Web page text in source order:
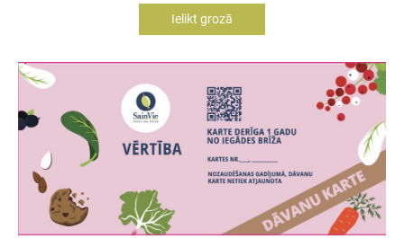
Ielikt grozā